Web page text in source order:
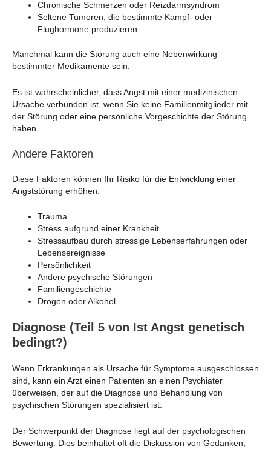
Chronische Schmerzen oder Reizdarmsyndrom
Seltene Tumoren, die bestimmte Kampf- oder
Flughormone produzieren
Manchmal kann die Störung auch eine Nebenwirkung
bestimmter Medikamente sein.
Es ist wahrscheinlicher, dass Angst mit einer medizinischen
Ursache verbunden ist, wenn Sie keine Familienmitglieder mit
der Störung oder eine persönliche Vorgeschichte der Störung
haben.
Andere Faktoren
Diese Faktoren können Ihr Risiko für die Entwicklung einer
Angststörung erhöhen:
Trauma
Stress aufgrund einer Krankheit
Stressaufbau durch stressige Lebenserfahrungen oder
Lebensereignisse
Persönlichkeit
Andere psychische Störungen
Familiengeschichte
Drogen oder Alkohol
Diagnose (Teil 5 von Ist Angst genetisch
bedingt?)
Wenn Erkrankungen als Ursache für Symptome ausgeschlossen
sind, kann ein Arzt einen Patienten an einen Psychiater
überweisen, der auf die Diagnose und Behandlung von
psychischen Störungen spezialisiert ist.
Der Schwerpunkt der Diagnose liegt auf der psychologischen
Bewertung. Dies beinhaltet oft die Diskussion von Gedanken,